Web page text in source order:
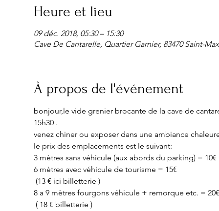
Heure et lieu
09 déc. 2018, 05:30 – 15:30
Cave De Cantarelle, Quartier Garnier, 83470 Saint-
À propos de l'événement
bonjour,le vide grenier brocante de la cave de
15h30 .
6 mètres avec véhicule de tourisme = 15€
(13 € ici billetterie )
8 a 9 mètres fourgons véhicule + remorque etc. = 20€
( 18 € billetterie )